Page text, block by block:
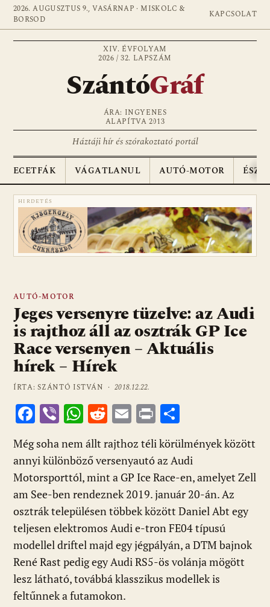
2026. AUGUSZTUS 9., VASÁRNAP · MISKOLC &
BORSOD
KAPCSOLAT
XIV. ÉVFOLYAM
2026 / 32. LAPSZÁM
SzántóGráf
ÁRA: INGYENES
ALAPÍTVA 2013
Háztáji hír és szórakoztató portál
ECETFÁK VÁGATLANUL AUTÓ-MOTOR
HIRDETÉS
AUTÓ-MOTOR
Jeges versenyre tüzelve: az Audi
is rajthoz áll az osztrák GP Ice
Race versenyen – Aktuális
hírek – Hírek
ÍRTA: SZÁNTÓ ISTVÁN ·2018.12.22.
F
ac
e
b
o
o
k
Vi
er
W
h
at
s
A
p
p
R
e
d
di
t
E
ai
l
Pr
in
t
ss
za
m
e
g
Még soha nem állt rajthoz téli körülmények között
annyi különböző versenyautó az Audi
Motorsporttól, mint a GP Ice Race-en, amelyet Zell
am See-ben rendeznek 2019. január 20-án. Az
osztrák településen többek között Daniel Abt egy
teljesen elektromos Audi e-tron FE04 típusú
modellel driftel majd egy jégpályán, a DTM bajnok
René Rast pedig egy Audi RS5-ös volánja mögött
lesz látható, továbbá klasszikus modellek is
feltűnnek a futamokon.